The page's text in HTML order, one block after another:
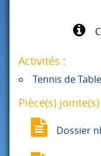
Activités :
Tennis de Table
Pièce(s) jointe(s)
Dossier